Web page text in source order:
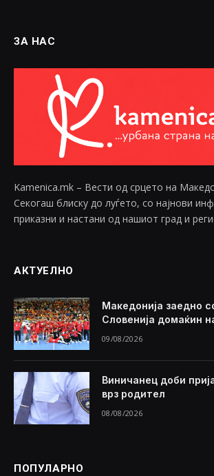
ЗА НАС
Kamenica.mk – Вести од срцето на
Секогаш блиску до луѓето, со најнови
приказни и настани од нашиот град и
АКТУЕЛНО
Македонија заедно
Словенија домаќин
09/08/2026
Виничанец доби
врз родител
08/08/2026
ПОПУЛАРНО